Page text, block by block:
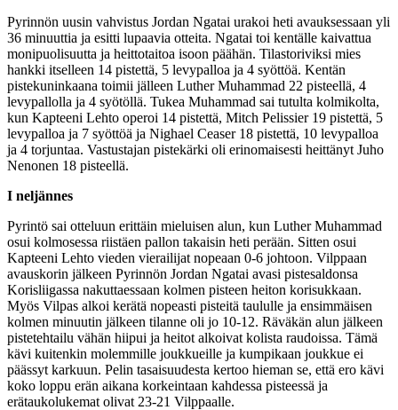
Pyrinnön uusin vahvistus Jordan Ngatai urakoi heti avauksessaan yli
36 minuuttia ja esitti lupaavia otteita. Ngatai toi kentälle kaivattua
monipuolisuutta ja heittotaitoa isoon päähän. Tilastoriviksi mies
hankki itselleen 14 pistettä, 5 levypalloa ja 4 syöttöä. Kentän
pistekuninkaana toimii jälleen Luther Muhammad 22 pisteellä, 4
levypallolla ja 4 syötöllä. Tukea Muhammad sai tutulta kolmikolta,
kun Kapteeni Lehto operoi 14 pistettä, Mitch Pelissier 19 pistettä, 5
levypalloa ja 7 syöttöä ja Nighael Ceaser 18 pistettä, 10 levypalloa
ja 4 torjuntaa. Vastustajan pistekärki oli erinomaisesti heittänyt Juho
Nenonen 18 pisteellä.
I neljännes
Pyrintö sai otteluun erittäin mieluisen alun, kun Luther Muhammad
osui kolmosessa riistäen pallon takaisin heti perään. Sitten osui
Kapteeni Lehto vieden vierailijat nopeaan 0-6 johtoon. Vilppaan
avauskorin jälkeen Pyrinnön Jordan Ngatai avasi pistesaldonsa
Korisliigassa nakuttaessaan kolmen pisteen heiton korisukkaan.
Myös Vilpas alkoi kerätä nopeasti pisteitä taululle ja ensimmäisen
kolmen minuutin jälkeen tilanne oli jo 10-12. Räväkän alun jälkeen
pistetehtailu vähän hiipui ja heitot alkoivat kolista raudoissa. Tämä
kävi kuitenkin molemmille joukkueille ja kumpikaan joukkue ei
päässyt karkuun. Pelin tasaisuudesta kertoo hieman se, että ero kävi
koko loppu erän aikana korkeintaan kahdessa pisteessä ja
erätaukolukemat olivat 23-21 Vilppaalle.